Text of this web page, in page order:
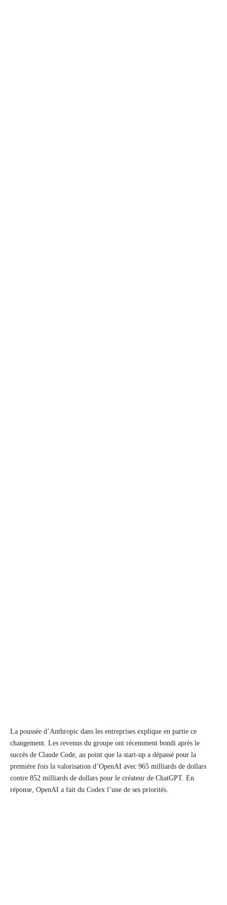
La poussée d’Anthropic dans les entreprises explique en partie ce
changement. Les revenus du groupe ont récemment bondi après le
succès de Claude Code, au point que la start-up a dépassé pour la
première fois la valorisation d’OpenAI avec 965 milliards de dollars
contre 852 milliards de dollars pour le créateur de ChatGPT. En
réponse, OpenAI a fait du Codex l’une de ses priorités.